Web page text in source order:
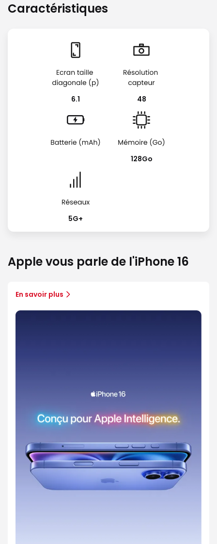
Caractéristiques
6.1 48
128Go
5G+
Apple vous parle de l'iPhone 16
En savoir plus